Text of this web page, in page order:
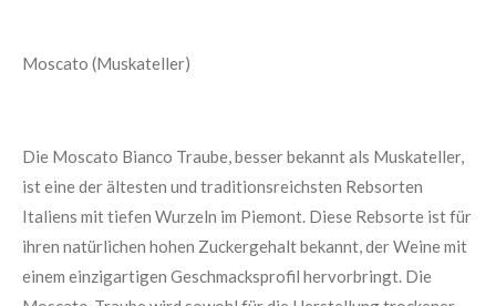
Moscato (Muskateller)
Die Moscato Bianco Traube, besser bekannt als Muskateller,
ist eine der ältesten und traditionsreichsten Rebsorten
Italiens mit tiefen Wurzeln im Piemont. Diese Rebsorte ist für
ihren natürlichen hohen Zuckergehalt bekannt, der Weine mit
einem einzigartigen Geschmacksprofil hervorbringt. Die